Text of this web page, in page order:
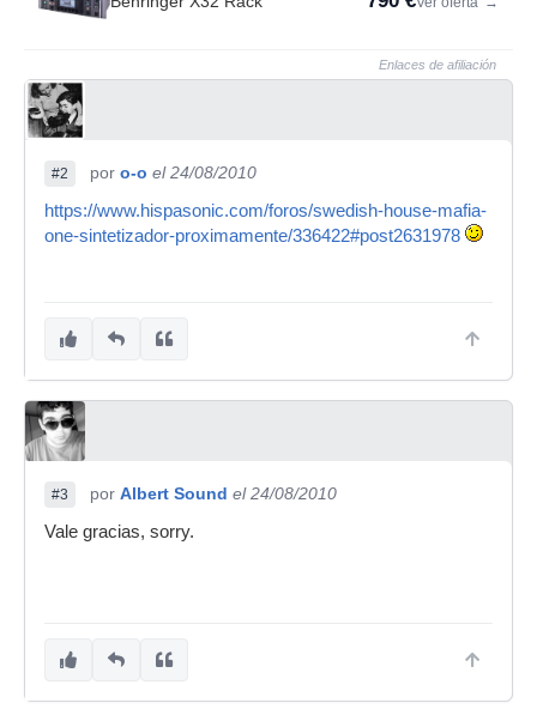
Enlaces de afiliación
#2 por o-o el 24/08/2010
https://www.hispasonic.com/foros/swedish-house-mafia-
one-sintetizador-proximamente/336422#post2631978
#3 por Albert Sound el 24/08/2010
Vale gracias, sorry.